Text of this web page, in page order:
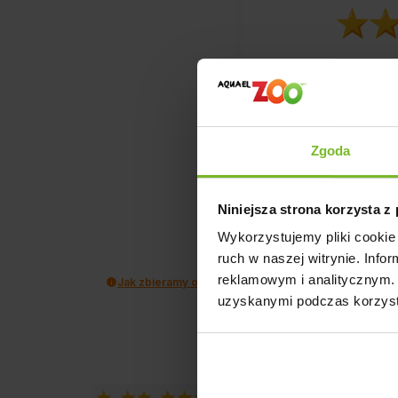
Zgoda
Niniejsza strona korzysta z
Wykorzystujemy pliki
ruch w naszej witrynie.
reklamowym i
uzyskanymi podczas
1
Jak zbieramy opinie?